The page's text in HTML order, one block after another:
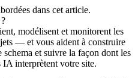
dans cet article.
modélisent et monitorent les
— et vous aident à construire
et suivre la façon dont les
IA interprètent votre site.